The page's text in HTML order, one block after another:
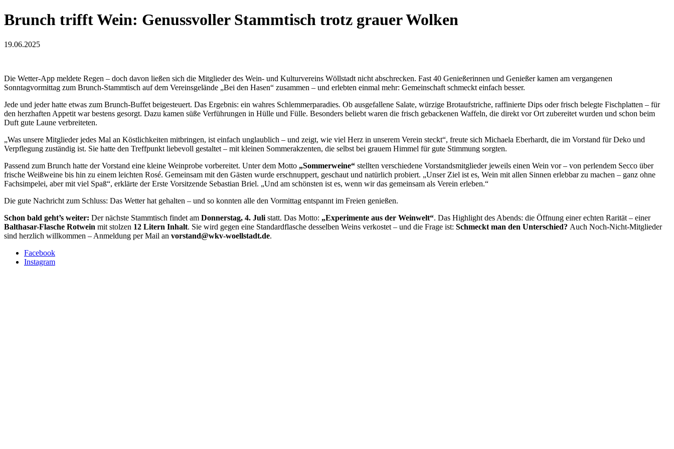
Brunch trifft Wein: Genussvoller Stammtisch trotz grauer Wolken
19.06.2025
Die Wetter-App meldete Regen – doch davon ließen sich die Mitglieder des Wein- und Kulturvereins Wöllstadt nicht abschrecken. Fast 40 Genießerinnen und Genießer kamen am vergangenen
Sonntagvormittag zum Brunch-Stammtisch auf dem Vereinsgelände „Bei den Hasen“ zusammen – und erlebten einmal mehr: Gemeinschaft schmeckt einfach besser.
Jede und jeder hatte etwas zum Brunch-Buffet beigesteuert. Das Ergebnis: ein wahres Schlemmerparadies. Ob ausgefallene Salate, würzige Brotaufstriche, raffinierte Dips oder frisch belegte Fischplatten – für
den herzhaften Appetit war bestens gesorgt. Dazu kamen süße Verführungen in Hülle und Fülle. Besonders beliebt waren die frisch gebackenen Waffeln, die direkt vor Ort zubereitet wurden und schon beim
Duft gute Laune verbreiteten.
„Was unsere Mitglieder jedes Mal an Köstlichkeiten mitbringen, ist einfach unglaublich – und zeigt, wie viel Herz in unserem Verein steckt“, freute sich Michaela Eberhardt, die im Vorstand für Deko und
Verpflegung zuständig ist. Sie hatte den Treffpunkt liebevoll gestaltet – mit kleinen Sommerakzenten, die selbst bei grauem Himmel für gute Stimmung sorgten.
Passend zum Brunch hatte der Vorstand eine kleine Weinprobe vorbereitet. Unter dem Motto „Sommerweine“ stellten verschiedene Vorstandsmitglieder jeweils einen Wein vor – von perlendem Secco über
frische Weißweine bis hin zu einem leichten Rosé. Gemeinsam mit den Gästen wurde erschnuppert, geschaut und natürlich probiert. „Unser Ziel ist es, Wein mit allen Sinnen erlebbar zu machen – ganz ohne
Fachsimpelei, aber mit viel Spaß“, erklärte der Erste Vorsitzende Sebastian Briel. „Und am schönsten ist es, wenn wir das gemeinsam als Verein erleben.“
Die gute Nachricht zum Schluss: Das Wetter hat gehalten – und so konnten alle den Vormittag entspannt im Freien genießen.
Schon bald geht’s weiter: Der nächste Stammtisch findet am Donnerstag, 4. Juli statt. Das Motto: „Experimente aus der Weinwelt“. Das Highlight des Abends: die Öffnung einer echten Rarität – einer
Balthasar-Flasche Rotwein mit stolzen 12 Litern Inhalt. Sie wird gegen eine Standardflasche desselben Weins verkostet – und die Frage ist: Schmeckt man den Unterschied? Auch Noch-Nicht-Mitglieder
sind herzlich willkommen – Anmeldung per Mail an vorstand@wkv-woellstadt.de.
Facebook
Instagram